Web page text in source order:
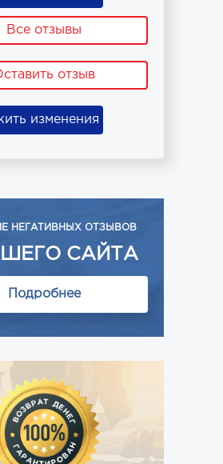
Все отзывы
отзыв
изменения
НЕГАТИВНЫХ ОТЗЫВОВ
САЙТА
Подробнее